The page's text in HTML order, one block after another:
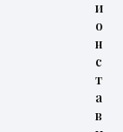
и
о
н
с
т
а
в